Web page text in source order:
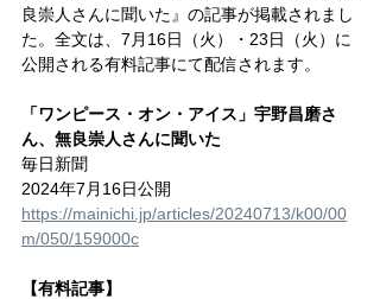
良崇人さんに聞いた』の記事が掲載されまし
た。全文は、7月16日（火）・23日（火）に
公開される有料記事にて配信されます。
「ワンピース・オン・アイス」宇野昌磨さ
ん、無良崇人さんに聞いた
毎日新聞
2024年7月16日公開
https://mainichi.jp/articles/20240713/k00/00
m/050/159000c
【有料記事】